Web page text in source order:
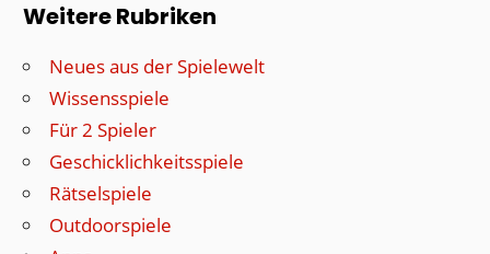
Weitere Rubriken
Neues aus der Spielewelt
Wissensspiele
Für 2 Spieler
Geschicklichkeitsspiele
Rätselspiele
Outdoorspiele